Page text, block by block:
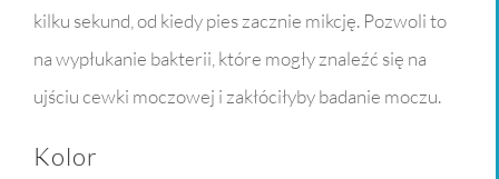
kilku sekund, od kiedy pies zacznie mikcję. Pozwoli to
na wypłukanie bakterii, które mogły znaleźć się na
ujściu cewki moczowej i zakłóciłyby badanie moczu.
Kolor